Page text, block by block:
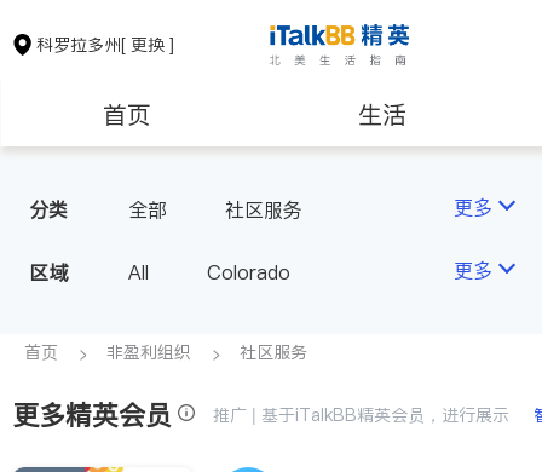
科罗拉多州[ 更换 ]
首页 生活
房地产租售
教育
非盈利组织
分类 全部 社区服务 更多
区域 All Colorado 更多
首页 非盈利组织 社区服务
更多精英会员 推广 | 基于iTalkBB精英会员，进行展示